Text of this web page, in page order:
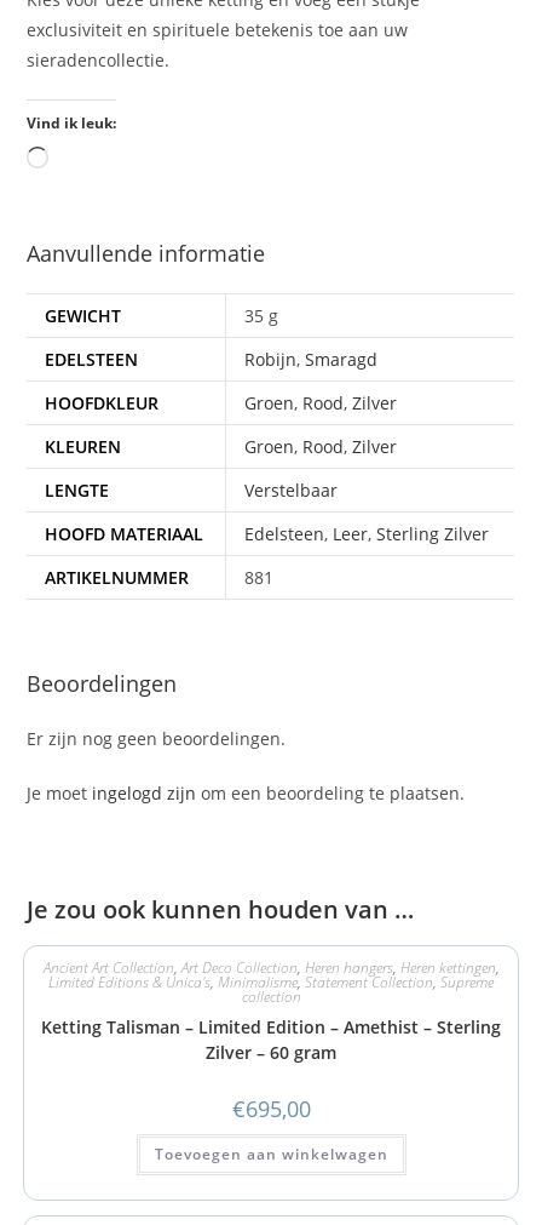
exclusiviteit en spirituele betekenis toe aan uw
sieradencollectie.
Vind ik leuk:
Aanvullende informatie
GEWICHT
35 g
EDELSTEEN
Robijn,Smaragd
HOOFDKLEUR
Groen, Rood,Zilver
KLEUREN
Groen, Rood,Zilver
LENGTE
Verstelbaar
HOOFD MATERIAAL
Edelsteen, Leer,Sterling Zilver
ARTIKELNUMMER
881
Beoordelingen
Er zijn nog geen beoordelingen.
Je moet ingelogd zijn om een beoordeling te plaatsen.
Je zou ook kunnen houden van …
Ancient Art Collection,Art Deco Collection, Heren hangers, Heren kettingen,
Limited Editions & Unica's, Minimalisme, Statement Collection, Supreme
collection
Ketting Talisman – Limited Edition – Amethist – Sterling
Zilver – 60 gram
€695,00
Toevoegen aan winkelwagen